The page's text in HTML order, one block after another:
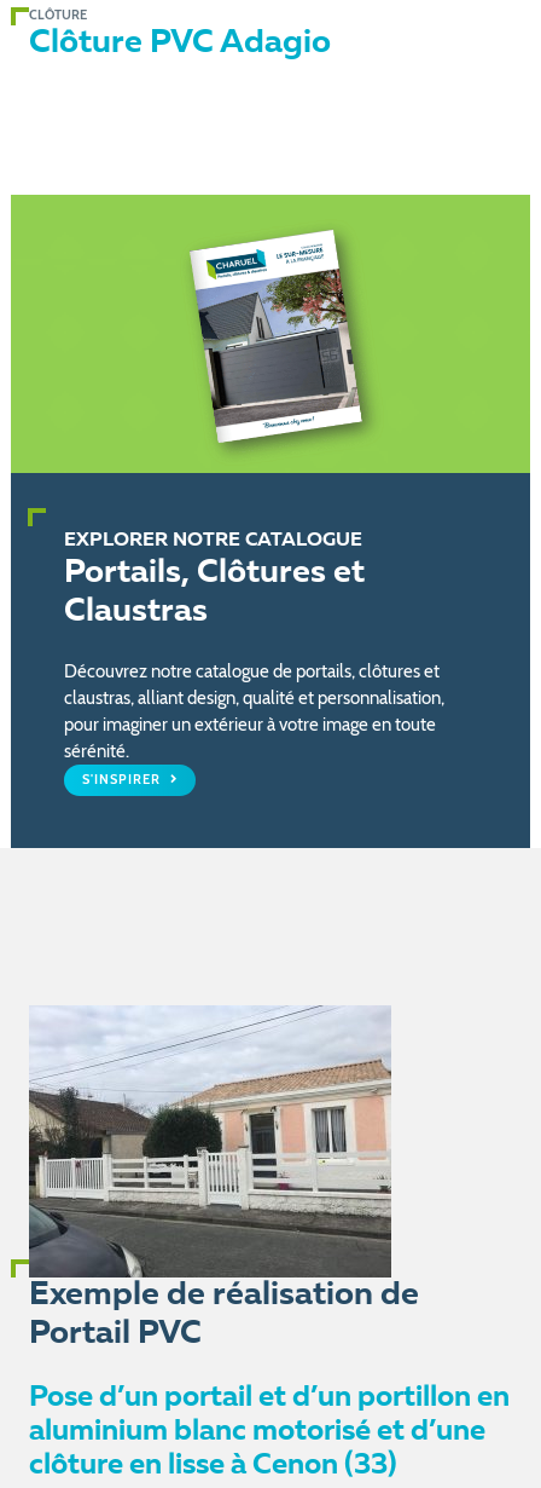
CLÔTURE
Clôture PVC Adagio
EXPLORER NOTRE CATALOGUE
Portails, Clôtures et
Claustras
Découvrez notre catalogue de portails, clôtures et
claustras, alliant design, qualité et personnalisation,
pour imaginer un extérieur à votre image en toute
sérénité.
S'INSPIRER
Exemple de réalisation de
Portail PVC
Pose d’un portail et d’un portillon en
aluminium blanc motorisé et d’une
clôture en lisse à Cenon (33)